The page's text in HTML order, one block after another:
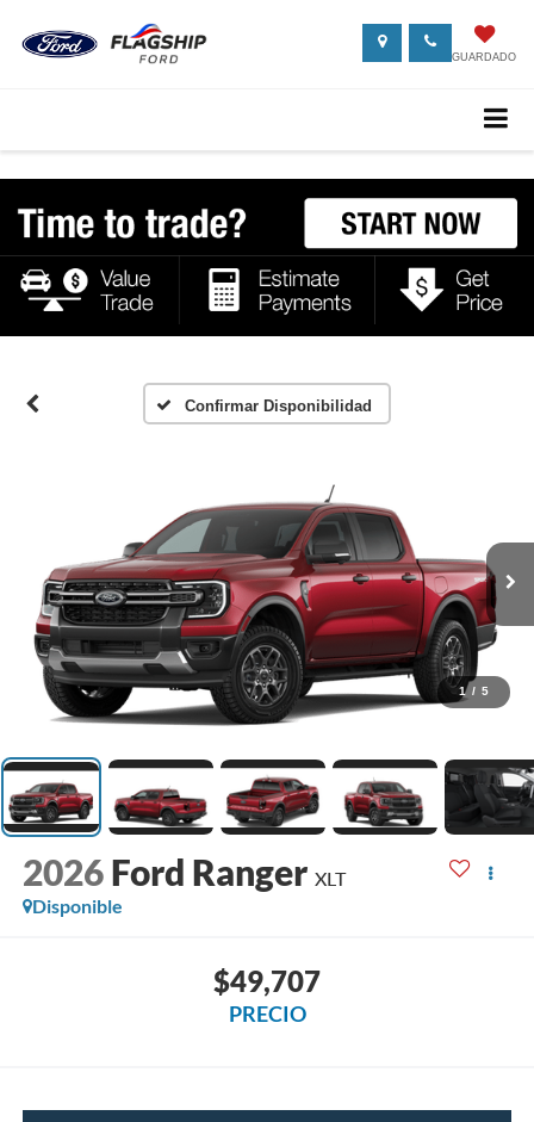
GUARDADO
Confirmar Disponibilidad
1 / 5
2026 Ford Ranger XLT
Disponible
$49,707
PRECIO